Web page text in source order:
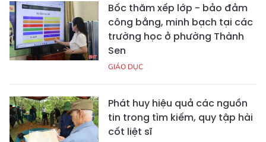
Bốc thăm xếp lớp - bảo đảm
công bằng, minh bạch tại các
trường học ở phường Thành
Sen
GIÁO DỤC
Phát huy hiệu quả các nguồn
tin trong tìm kiếm, quy tập hài
cốt liệt sĩ